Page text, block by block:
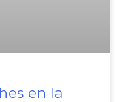
en la